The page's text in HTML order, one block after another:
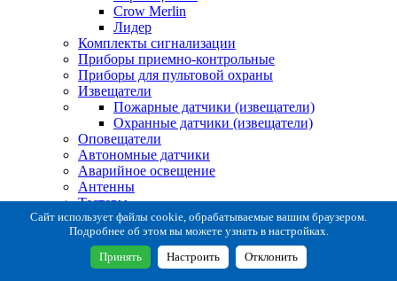
Crow Merlin
Лидер
Комплекты сигнализации
Приборы приемно-контрольные
Приборы для пультовой охраны
Извещатели
Пожарные датчики (извещатели)
Охранные датчики (извещатели)
Оповещатели
Автономные датчики
Аварийное освещение
Антенны
Тестеры
Система сбора извещений
Расходные и монтажные материалы
Коробки коммутационные
Кронштейны для извещателей
Сайт использует файлы cookie, обрабатываемые вашим браузером.
Подробнее об этом вы можете узнать в настройках.
Принять Настроить Отклонить